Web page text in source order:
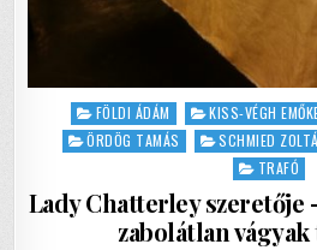
Posted
in
FÖLDI ÁDÁM KISS-VÉGH
ÖRDÖG TAMÁS
SCHMIED
TRAFÓ
Lady Chatterley szeretője
zabolátlan